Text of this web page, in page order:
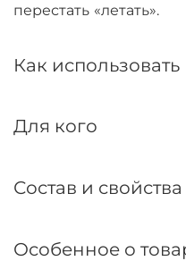
перестать «летать».
Как использовать
Для кого
Состав и свойства
Особенное о